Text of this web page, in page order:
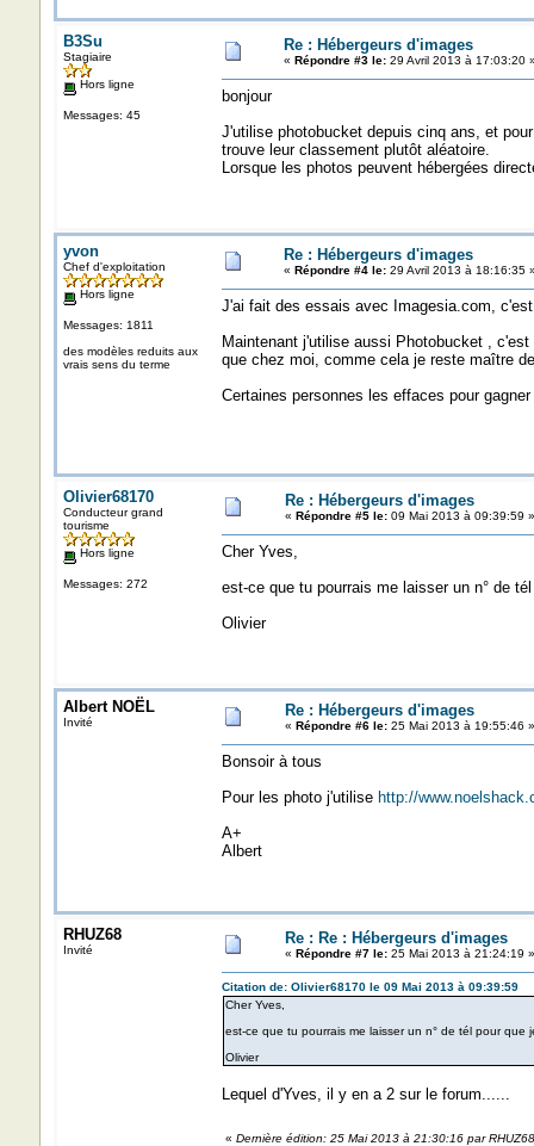
B3Su
Stagiaire
Hors ligne
Messages: 45
Re : Hébergeurs d'images
« Répondre #3 le:29 Avril 2013 à 17:03:20
bonjour
J'utilise photobucket depuis cinq ans, et
trouve leur classement plutôt aléatoire.
Lorsque les photos peuvent hébergées
yvon
Chef d'exploitation
Hors ligne
Messages: 1811
des modèles reduits aux
vrais sens du terme
Re : Hébergeurs d'images
« Répondre #4 le:29 Avril 2013 à 18:16:35
J'ai fait des essais avec Imagesia.com,
Maintenant j'utilise aussi Photobucket ,
que chez moi, comme cela je reste maître
Certaines personnes les effaces pour
Olivier68170
Conducteur grand
tourisme
Hors ligne
Messages: 272
Re : Hébergeurs d'images
« Répondre #5 le:09 Mai 2013 à 09:39:59 »
Cher Yves,
est-ce que tu pourrais me laisser un n° de
Olivier
Albert NOËL
Invité
Re : Hébergeurs d'images
« Répondre #6 le:25 Mai 2013 à 19:55:46 »
Bonsoir à tous
Pour les photo j'utilise http://
A+
Albert
RHUZ68
Invité
Re : Re : Hébergeurs d'images
« Répondre #7 le:25 Mai 2013 à 21:24:19 »
Citation de: Olivier68170 le 09 Mai 2013 à 09:39:59
Cher Yves,
est-ce que tu pourrais me laisser un n° de tél pour
Olivier
Lequel d'Yves, il y en a 2 sur le forum......
« Dernière édition: 25 Mai 2013 à 21:30:16 par RHUZ68